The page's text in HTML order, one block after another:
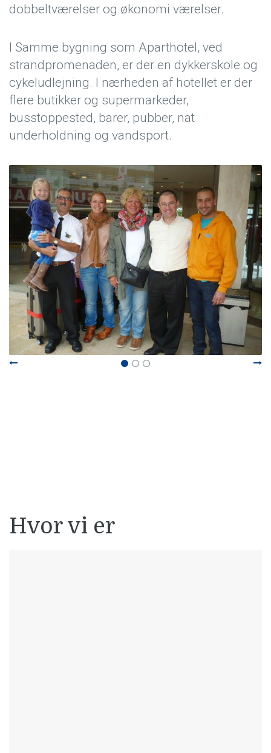
dobbeltværelser og økonomi værelser.
I Samme bygning som Aparthotel, ved
strandpromenaden, er der en dykkerskole og
cykeludlejning. I nærheden af hotellet er der
flere butikker og supermarkeder,
busstoppested, barer, pubber, nat
underholdning og vandsport.
Hvor vi er